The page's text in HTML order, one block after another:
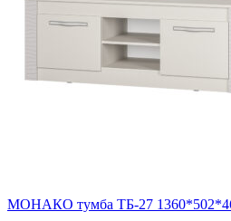
МОНАКО тумба ТБ-27